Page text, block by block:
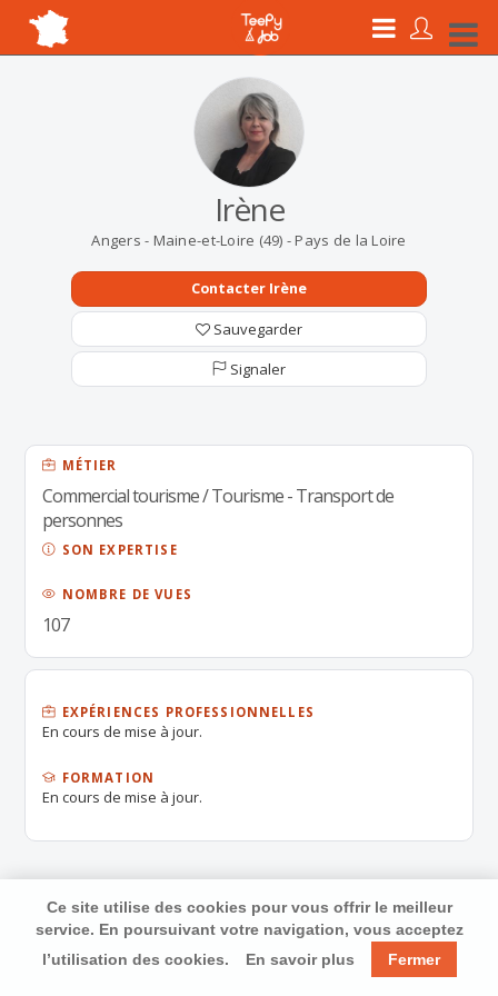
Irène
Angers - Maine-et-Loire (49) - Pays de la Loire
Contacter Irène
Sauvegarder
Signaler
MÉTIER
Commercial tourisme / Tourisme - Transport de
personnes
SON EXPERTISE
NOMBRE DE VUES
107
EXPÉRIENCES PROFESSIONNELLES
En cours de mise à jour.
FORMATION
En cours de mise à jour.
Ce site utilise des cookies pour vous offrir le meilleur
service. En poursuivant votre navigation, vous acceptez
l’utilisation des cookies.
En savoir plus Fermer